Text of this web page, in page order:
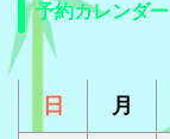
予約カレンダー
日
月